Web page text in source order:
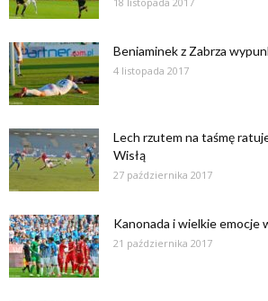
Beniaminek z Zabrza
4 listopada 2017
Lech rzutem na taśmę
Wisłą
27 października 2017
Kanonada i wielkie emocje
21 października 2017